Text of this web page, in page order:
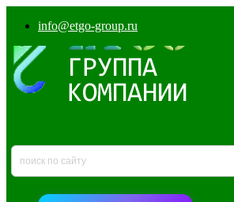
info@etgo-group.ru